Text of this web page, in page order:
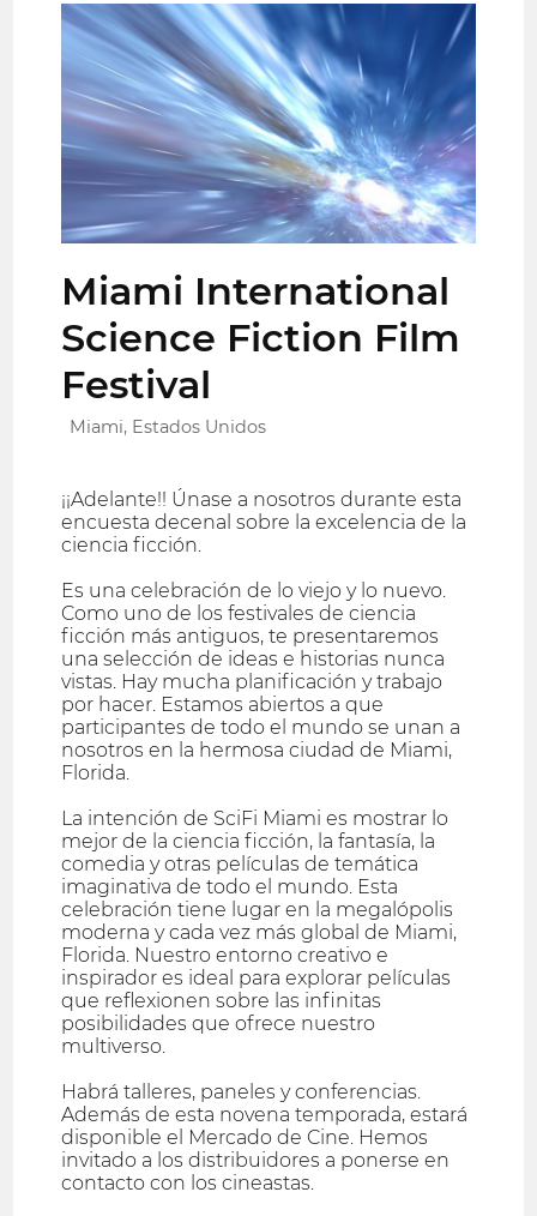
Miami International
Science Fiction Film
Festival
Miami, Estados Unidos
¡¡Adelante!! Únase a nosotros durante esta
encuesta decenal sobre la excelencia de la
ciencia ficción.
Es una celebración de lo viejo y lo nuevo.
Como uno de los festivales de ciencia
ficción más antiguos, te presentaremos
una selección de ideas e historias nunca
vistas. Hay mucha planificación y trabajo
por hacer. Estamos abiertos a que
participantes de todo el mundo se unan a
nosotros en la hermosa ciudad de Miami,
Florida.
La intención de SciFi Miami es mostrar lo
mejor de la ciencia ficción, la fantasía, la
comedia y otras películas de temática
imaginativa de todo el mundo. Esta
celebración tiene lugar en la megalópolis
moderna y cada vez más global de Miami,
Florida. Nuestro entorno creativo e
inspirador es ideal para explorar películas
que reflexionen sobre las infinitas
posibilidades que ofrece nuestro
multiverso.
Habrá talleres, paneles y conferencias.
Además de esta novena temporada, estará
disponible el Mercado de Cine. Hemos
invitado a los distribuidores a ponerse en
contacto con los cineastas.